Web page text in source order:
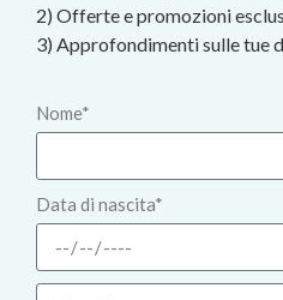
2) Offerte e promozioni
3) Approfondimenti sulle tue
Nome*
Data di nascita*